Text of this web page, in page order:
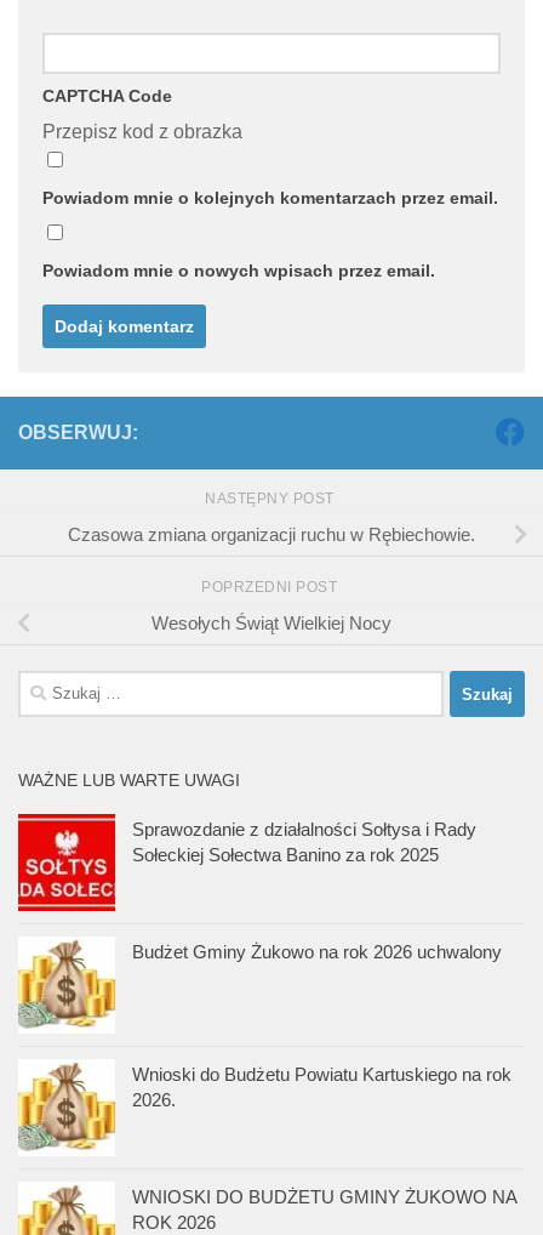
CAPTCHA Code
Przepisz kod z obrazka
Powiadom mnie o kolejnych komentarzach przez email.
Powiadom mnie o nowych wpisach przez email.
OBSERWUJ:
NASTĘPNY POST
Czasowa zmiana organizacji ruchu w Rębiechowie.
POPRZEDNI POST
Wesołych Świąt Wielkiej Nocy
Szukaj:
WAŻNE LUB WARTE UWAGI
Sprawozdanie z działalności Sołtysa i Rady
Sołeckiej Sołectwa Banino za rok 2025
Budżet Gminy Żukowo na rok 2026 uchwalony
Wnioski do Budżetu Powiatu Kartuskiego na rok
2026.
WNIOSKI DO BUDŻETU GMINY ŻUKOWO NA
ROK 2026